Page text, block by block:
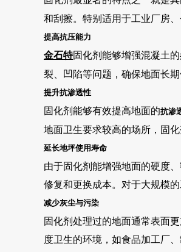
和刮擦。特别适用于工业厂房
提高抗压能力
金石特固化剂能够增强混凝土的
裂、凹陷等问题，确保地面长期
提升抗渗透性
固化剂能够有效提高地面的抗渗
地面卫生要求较高的场所，固化
延长地坪使用寿命
由于固化剂能增强地面的硬度
修复和更换成本。对于大规模
减少灰尘与污染
固化剂处理过的地面通常表面
度卫生的环境，如食品加工厂